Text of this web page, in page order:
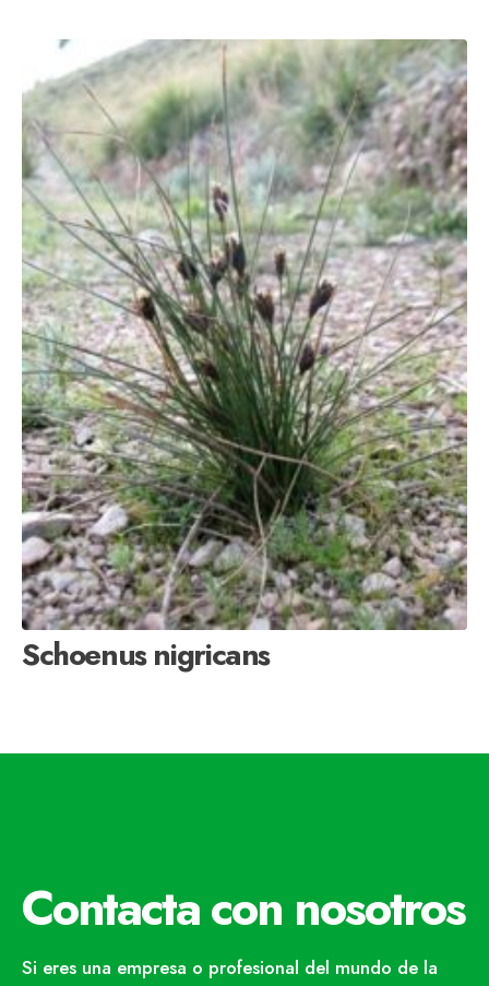
Schoenus nigricans
Contacta con nosotros
Si eres una empresa o profesional del mundo de la